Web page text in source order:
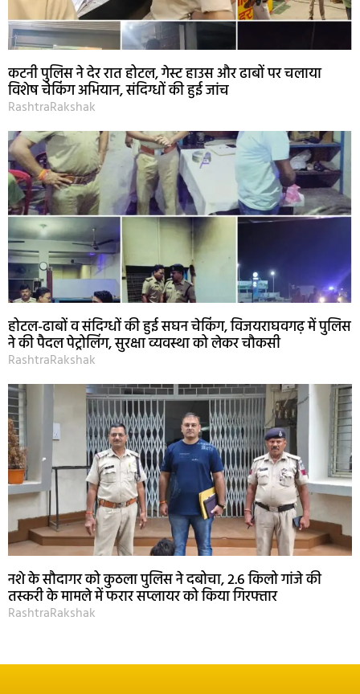
कटनी पुलिस ने देर रात होटल, गेस्ट हाउस और ढाबों पर चलाया
विशेष चेकिंग अभियान, संदिग्धों की हुई जांच
RashtraRakshak
होटल-ढाबों व संदिग्धों की हुई सघन चेकिंग, विजयराघवगढ़ में पुलिस
ने की पैदल पेट्रोलिंग, सुरक्षा व्यवस्था को लेकर चौकसी
RashtraRakshak
नशे के सौदागर को कुठला पुलिस ने दबोचा, 2.6 किलो गांजे की
तस्करी के मामले में फरार सप्लायर को किया गिरफ्तार
RashtraRakshak